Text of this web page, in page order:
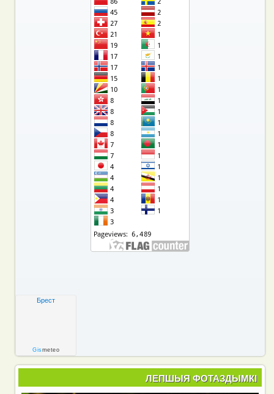
Брест
Gismeteo
ЛЕПШЫЯ ФОТАЗДЫМКІ